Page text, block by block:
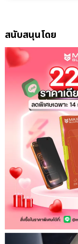
สนับสนุนโดย